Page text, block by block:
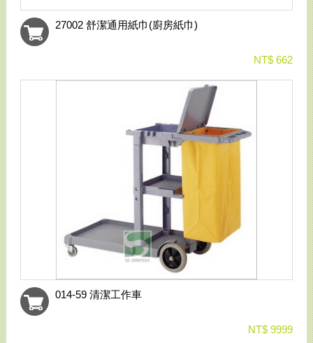
27002 舒潔通用紙巾(廚房紙巾)
NT$ 662
014-59 清潔工作車
NT$ 9999